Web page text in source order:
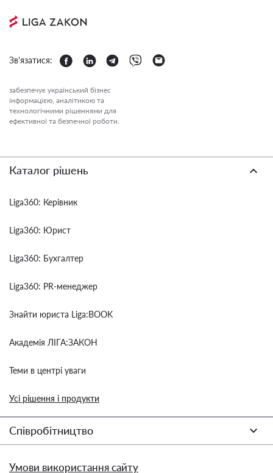
Зв'язатися:
забезпечує український бізнес
інформацією, аналітикою та
технологічними рішеннями для
ефективної та безпечної роботи.
Каталог рішень
Liga360: Керівник
Liga360: Юрист
Liga360: Бухгалтер
Liga360: PR-менеджер
Знайти юриста Liga:BOOK
Академія ЛІГА:ЗАКОН
Теми в центрі уваги
Усі рішення і продукти
Співробітництво
Умови використання сайту